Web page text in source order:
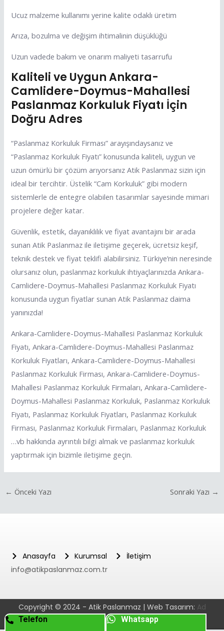
Ucuz malzeme kullanımı yerine kalite odaklı üretim
Arıza, bozulma ve değişim ihtimalinin düşüklüğü
Uzun vadede bakım ve onarım maliyeti tasarrufu
Kaliteli ve Uygun Ankara-
Camlidere-Doymus-Mahallesi
Paslanmaz Korkuluk Fiyatı İçin
Doğru Adres
“Paslanmaz Korkuluk Firması” arayışındaysanız ve
“Paslanmaz Korkuluk Fiyatı” konusunda kaliteli, uygun ve
uzun ömürlü bir çözüm arıyorsanız Atik Paslanmaz sizin için
ideal bir tercihtir. Üstelik “Cam Korkuluk” gibi modern
sistemlerle de entegre olabilen tasarımlar sayesinde mimari
projelere değer katar.
Güvenlik, estetik, dayanıklılık ve fiyat avantajını bir arada
sunan Atik Paslanmaz ile iletişime geçerek, ücretsiz keşif,
teknik destek ve fiyat teklifi alabilirsiniz. Türkiye’nin neresinde
olursanız olun, paslanmaz korkuluk ihtiyaçlarınızda Ankara-
Camlidere-Doymus-Mahallesi Paslanmaz Korkuluk Fiyatı
konusunda uygun fiyatlar sunan Atik Paslanmaz daima
yanınızda!
Ankara-Camlidere-Doymus-Mahallesi Paslanmaz Korkuluk
Fiyatı, Ankara-Camlidere-Doymus-Mahallesi Paslanmaz
Korkuluk Fiyatları, Ankara-Camlidere-Doymus-Mahallesi
Paslanmaz Korkuluk Firması, Ankara-Camlidere-Doymus-
Mahallesi Paslanmaz Korkuluk Firmaları, Ankara-Camlidere-
Doymus-Mahallesi Paslanmaz Korkuluk, Paslanmaz Korkuluk
Fiyatı, Paslanmaz Korkuluk Fiyatları, Paslanmaz Korkuluk
Firması, Paslanmaz Korkuluk Firmaları, Paslanmaz Korkuluk
…vb hakkında ayrıntılı bilgi almak ve paslanmaz korkuluk
yaptırmak için bizimle iletişime geçin.
← Önceki Yazı Sonraki Yazı →
Anasayfa Kurumsal
İletişim
info@atikpaslanmaz.com.tr
Copyright © 2024 - Atik Paslanmaz | Web Tasarım: Ad
Dijital
Telefon Whatsapp